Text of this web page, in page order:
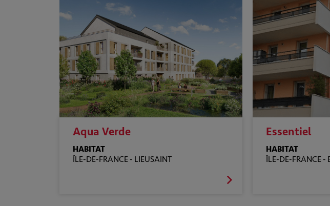
Aqua Verde
HABITAT
ÎLE-DE-FRANCE - LIEUSAINT
Essentiel
HABITAT
ÎLE-DE-FRANCE -